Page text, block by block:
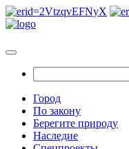
Город
По закону
Берегите природу
Наследие